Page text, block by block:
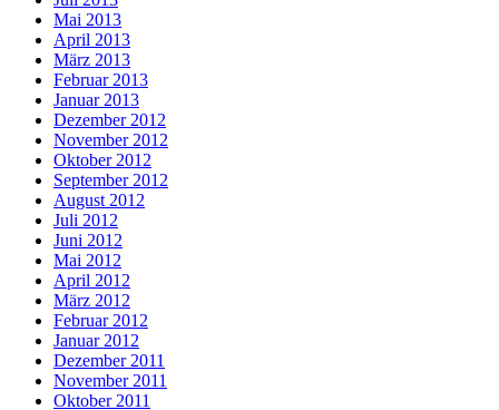
Mai 2013
April 2013
März 2013
Februar 2013
Januar 2013
Dezember 2012
November 2012
Oktober 2012
September 2012
August 2012
Juli 2012
Juni 2012
Mai 2012
April 2012
März 2012
Februar 2012
Januar 2012
Dezember 2011
November 2011
Oktober 2011